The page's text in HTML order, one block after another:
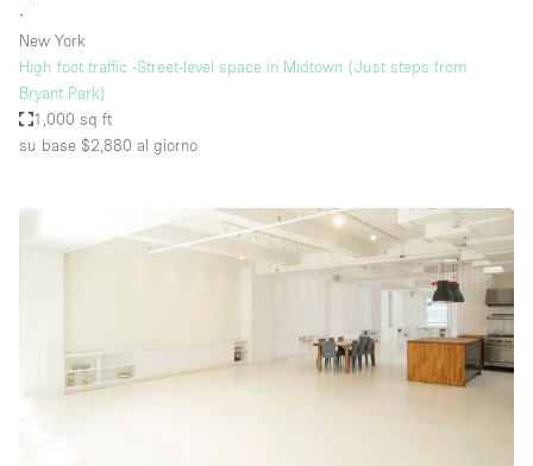
∙
New York
High foot traffic -Street-level space in Midtown (Just steps from
Bryant Park)
1,000 sq ft
su base $2,880 al giorno